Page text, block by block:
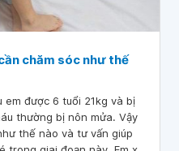
chăm sóc như thế
em được 6 tuổi 21kg và bị
thường bị nôn mửa. Vậy
thế nào và tư vấn giúp